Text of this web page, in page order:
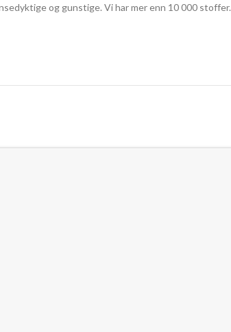
og gunstige. Vi har mer enn 10 000 stoffer.